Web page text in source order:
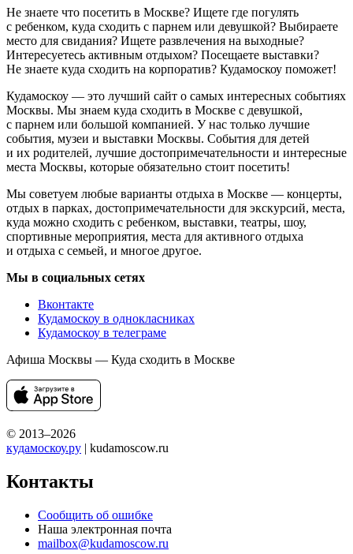
Не знаете что посетить в Москве? Ищете где погулять
с ребенком, куда сходить с парнем или девушкой? Выбираете
место для свидания? Ищете развлечения на выходные?
Интересуетесь активным отдыхом? Посещаете выставки?
Не знаете куда сходить на корпоратив? Кудамоскоу поможет!
Кудамоскоу — это лучший сайт о самых интересных событиях
Москвы. Мы знаем куда сходить в Москве с девушкой,
с парнем или большой компанией. У нас только лучшие
события, музеи и выставки Москвы. События для детей
и их родителей, лучшие достопримечательности и интересные
места Москвы, которые обязательно стоит посетить!
Мы советуем любые варианты отдыха в Москве — концерты,
отдых в парках, достопримечательности для экскурсий, места,
куда можно сходить с ребенком, выставки, театры, шоу,
спортивные мероприятия, места для активного отдыха
и отдыха с семьей, и многое другое.
Мы в социальных сетях
Вконтакте
Кудамоскоу в однокласниках
Кудамоскоу в телеграме
Афиша Москвы — Куда сходить в Москве
© 2013–2026
кудамоскоу.ру | kudamoscow.ru
Контакты
Сообщить об ошибке
Наша электронная почта
mailbox@kudamoscow.ru